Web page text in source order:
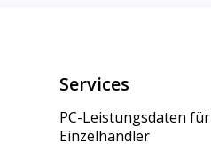
Services
PC-Leistungsdaten für
Einzelhändler